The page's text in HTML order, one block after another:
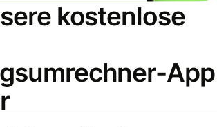
kostenlose
App